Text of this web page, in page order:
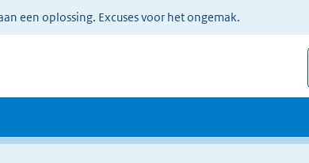
een oplossing. Excuses voor het ongemak.